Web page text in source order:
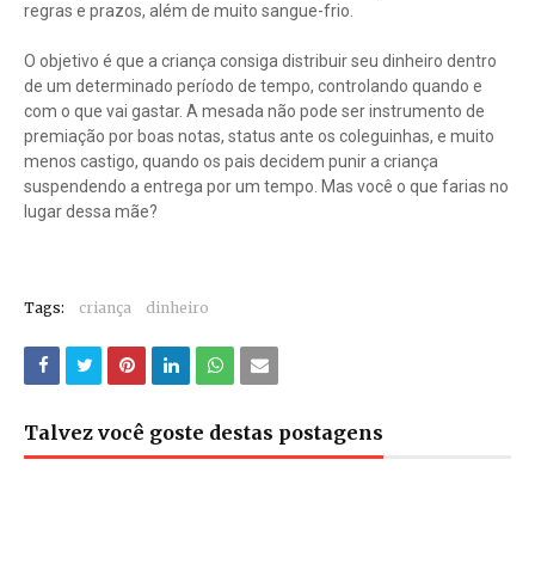
regras e prazos, além de muito sangue-frio.
O objetivo é que a criança consiga distribuir seu dinheiro dentro
de um determinado período de tempo, controlando quando e
com o que vai gastar. A mesada não pode ser instrumento de
premiação por boas notas, status ante os coleguinhas, e muito
menos castigo, quando os pais decidem punir a criança
suspendendo a entrega por um tempo. Mas você o que farias no
lugar dessa mãe?
Tags: criança dinheiro
Talvez você goste destas postagens